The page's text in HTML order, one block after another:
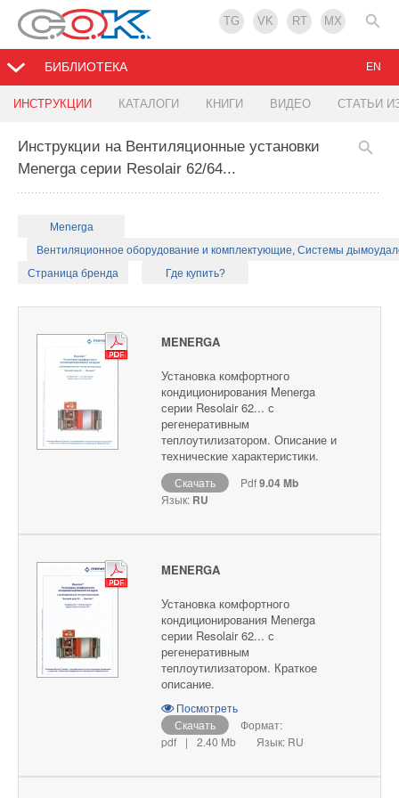
TG VK RT MX
БИБЛИОТЕКА
ИНСТРУКЦИИ КАТАЛОГИ КНИГИ ВИДЕО СТАТЬИ
EN
Инструкции на Вентиляционные установки
Menerga серии Resolair 62/64...
Menerga
Вентиляционное оборудование и комплектующие, Системы
Страница бренда
Где купить?
MENERGA
Установка комфортного
кондиционирования Menerga
серии Resolair 62... с
регенеративным
теплоутилизатором. Описание и
технические характеристики.
Скачать Pdf9.04 Mb
Язык: RU
MENERGA
Установка комфортного
кондиционирования Menerga
серии Resolair 62... с
регенеративным
теплоутилизатором. Краткое
описание.
Посмотреть
Скачать
Формат:
pdf
| 2.40 Mb Язык: RU